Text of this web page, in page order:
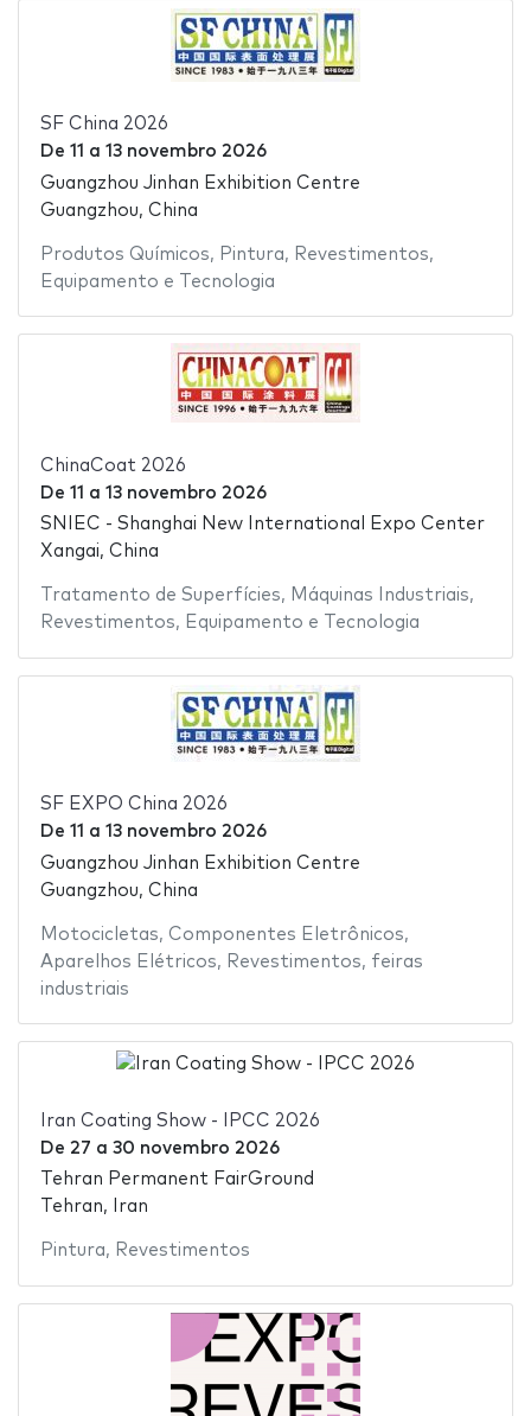
SF China 2026
De 11 a 13 novembro 2026
Guangzhou Jinhan Exhibition Centre
Guangzhou, China
Produtos Químicos, Pintura, Revestimentos,
Equipamento e Tecnologia
ChinaCoat 2026
De 11 a 13 novembro 2026
SNIEC - Shanghai New International Expo Center
Xangai, China
Tratamento de Superfícies, Máquinas Industriais,
Revestimentos, Equipamento e Tecnologia
SF EXPO China 2026
De 11 a 13 novembro 2026
Guangzhou Jinhan Exhibition Centre
Guangzhou, China
Motocicletas, Componentes Eletrônicos,
Aparelhos Elétricos, Revestimentos, feiras
industriais
Iran Coating Show - IPCC 2026
De 27 a 30 novembro 2026
Tehran Permanent FairGround
Tehran, Iran
Pintura, Revestimentos